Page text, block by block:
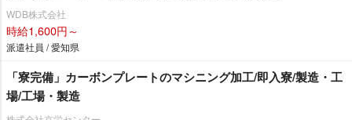
WDB株式会社
時給1,600円～
派遣社員 / 愛知県
「寮完備」カーボンプレートのマシニング加工/即入寮/製造・工
場/工場・製造